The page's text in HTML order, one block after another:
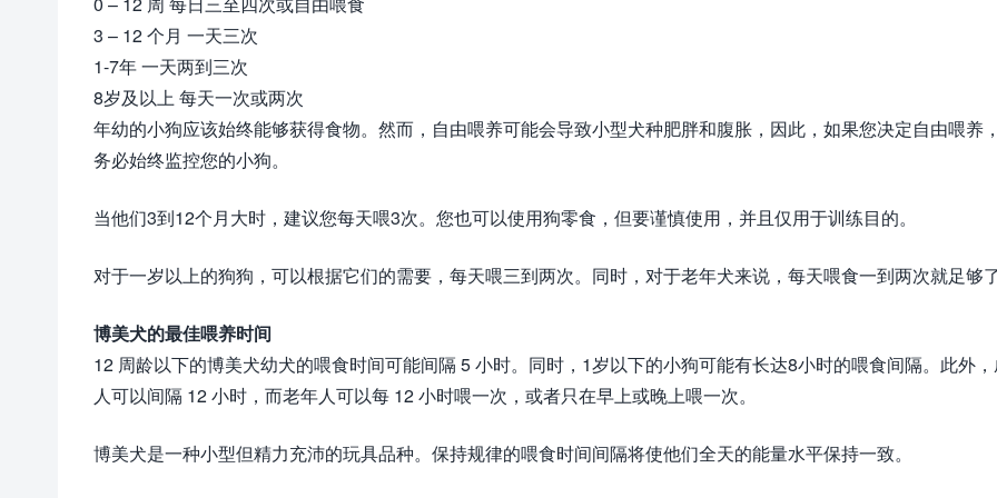
3 – 12 个月 一天三次
1-7年 一天两到三次
8岁及以上 每天一次或两次
年幼的小狗应该始终能够获得食物。然而，自由喂养可能会导致小型犬种肥胖和腹胀，因此，如果您决定自由喂养
务必始终监控您的小狗。
当他们3到12个月大时，建议您每天喂3次。您也可以使用狗零食，但要谨慎使用，并且仅用于训练目的。
对于一岁以上的狗狗，可以根据它们的需要，每天喂三到两次。同时，对于老年犬来说，每天喂食一到两次就足够了
博美犬的最佳喂养时间
12 周龄以下的博美犬幼犬的喂食时间可能间隔 5 小时。同时，1岁以下的小狗可能有长达8小时的喂食间隔。此外
人可以间隔 12 小时，而老年人可以每 12 小时喂一次，或者只在早上或晚上喂一次。
博美犬是一种小型但精力充沛的玩具品种。保持规律的喂食时间间隔将使他们全天的能量水平保持一致。